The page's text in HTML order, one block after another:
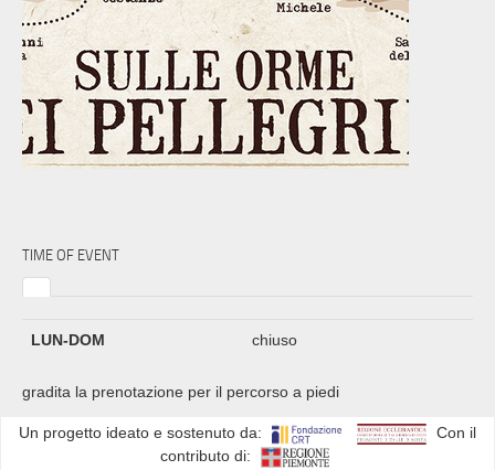
TIME OF EVENT
LUN-DOM chiuso
gradita la prenotazione per il percorso a piedi
Un progetto ideato e sostenuto da:
Con il
contributo di: